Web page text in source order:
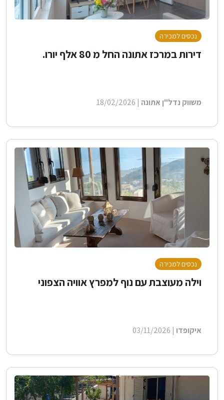
נכסים למכירה
דירות במרכז אתונה החל מ 80 אלף יורו.
משווק נדל"ן אתונה | 18/02/2026
נכסים למכירה
וילה מעוצבת עם נוף למפרץ אוויה הצפוני
איקופדו | 03/11/2026